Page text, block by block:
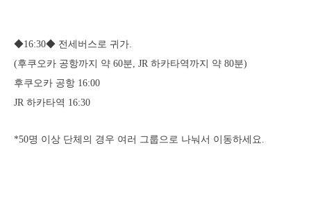
◆16:30◆ 전세버스로 귀가.
(후쿠오카 공항까지 약 60분, JR 하카타역까지 약 80분)
후쿠오카 공항 16:00
JR 하카타역 16:30
*50명 이상 단체의 경우 여러 그룹으로 나눠서 이동하세요.